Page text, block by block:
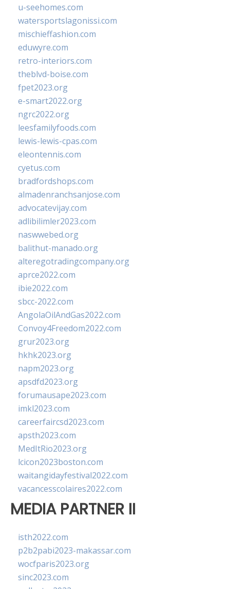
u-seehomes.com
watersportslagonissi.com
mischieffashion.com
eduwyre.com
retro-interiors.com
theblvd-boise.com
fpet2023.org
e-smart2022.org
ngrc2022.org
leesfamilyfoods.com
lewis-lewis-cpas.com
eleontennis.com
cyetus.com
bradfordshops.com
almadenranchsanjose.com
advocatevijay.com
adlibilimler2023.com
naswwebed.org
balithut-manado.org
alteregotradingcompany.org
aprce2022.com
ibie2022.com
sbcc-2022.com
AngolaOilAndGas2022.com
Convoy4Freedom2022.com
grur2023.org
hkhk2023.org
napm2023.org
apsdfd2023.org
forumausape2023.com
imkl2023.com
careerfaircsd2023.com
apsth2023.com
MedItRio2023.org
lcicon2023boston.com
waitangidayfestival2022.com
vacancesscolaires2022.com
MEDIA PARTNER II
isth2022.com
p2b2pabi2023-makassar.com
wocfparis2023.org
sinc2023.com